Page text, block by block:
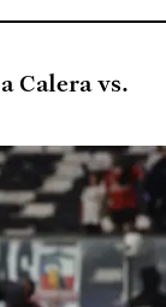
Calera vs.